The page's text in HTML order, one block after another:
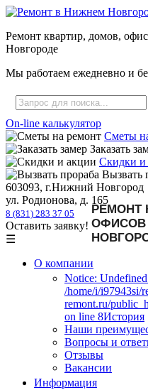
Ремонт квартир, домов,
Новгороде
Мы работаем ежедневно и
On-line калькулятор
Сметы
Заказать
Скидки и
Вызвать
603093, г.Нижний Новгород
ул. Родионова, д. 165
8 (831) 283 37 05
Оставить заявку!
☰
О компании
Notice:
/home/i/i97943si/
remont.ru/
on line 8История
Наши
Вопросы и
Отзывы
Вакансии
Информация
РЕМОНТ
ОФИСОВ